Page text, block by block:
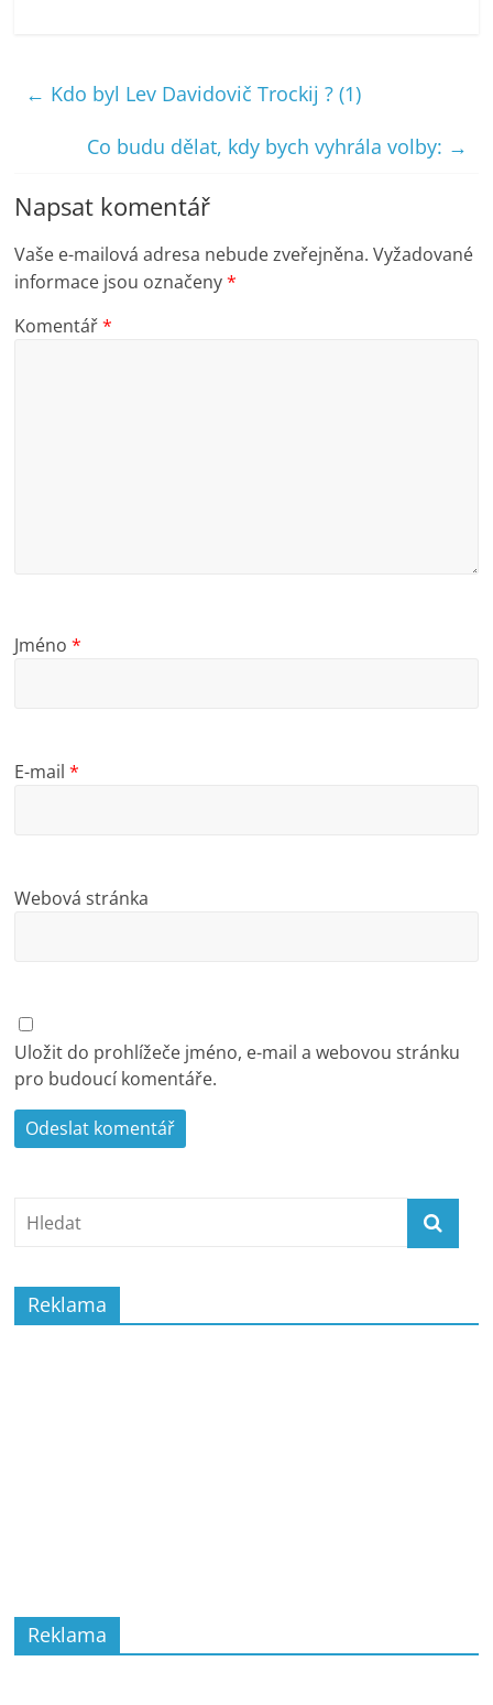
← Kdo byl Lev Davidovič Trockij ? (1)
Co budu dělat, kdy bych vyhrála volby: →
Napsat komentář
Vaše e-mailová adresa nebude zveřejněna. Vyžadované
informace jsou označeny*
Komentář*
Jméno*
E-mail*
Webová stránka
Uložit do prohlížeče jméno, e-mail a webovou stránku
pro budoucí komentáře.
Reklama
Reklama